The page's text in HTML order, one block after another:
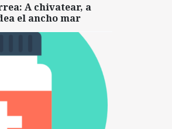
A chivatear, a
el ancho mar